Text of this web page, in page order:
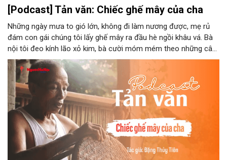
[Podcast] Tản văn: Chiếc ghế mây của cha
Những ngày mưa to gió lớn, không đi làm nương được, mẹ rủ
đám con gái chúng tôi lấy ghế mây ra đầu hè ngồi khâu vá. Bà
nội tôi đeo kính lão xỏ kim, bà cười móm mém theo những câu
chuyện kể tếu táo của đám trẻ chúng tôi. Chiếc ghế mây phát
ra âm thanh kin kít chịu đựng sức nặng cơ thể con người theo
những điệu cười khúc khích.